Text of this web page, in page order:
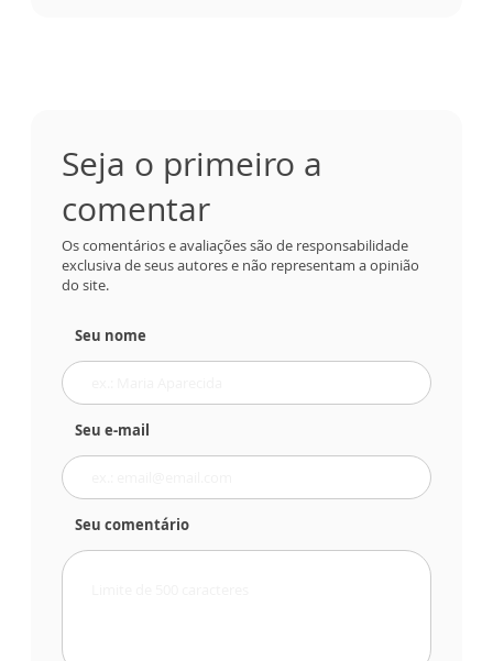
Seja o primeiro a
comentar
Os comentários e avaliações são de responsabilidade
exclusiva de seus autores e não representam a opinião
do site.
Seu nome
Seu e-mail
Seu comentário